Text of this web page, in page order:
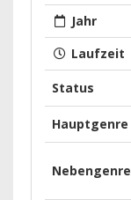
Jahr
Laufzeit
Status
Hauptgenre
Nebengenre